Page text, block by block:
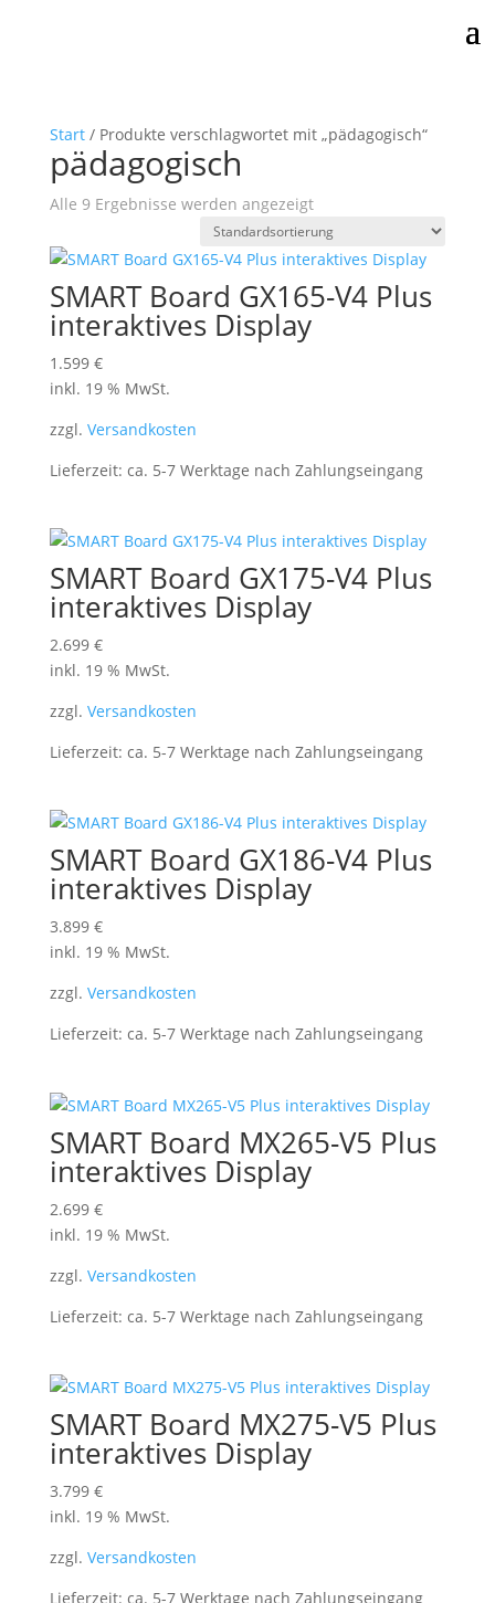
Start/ Produkte verschlagwortet mit „pädagogisch“
pädagogisch
Alle 9 Ergebnisse werden angezeigt
SMART Board GX165-V4 Plus
interaktives Display
1.599 €
inkl. 19 % MwSt.
zzgl. Versandkosten
Lieferzeit: ca. 5-7 Werktage nach Zahlungseingang
SMART Board GX175-V4 Plus
interaktives Display
2.699 €
inkl. 19 % MwSt.
zzgl. Versandkosten
Lieferzeit: ca. 5-7 Werktage nach Zahlungseingang
SMART Board GX186-V4 Plus
interaktives Display
3.899 €
inkl. 19 % MwSt.
zzgl. Versandkosten
Lieferzeit: ca. 5-7 Werktage nach Zahlungseingang
SMART Board MX265-V5 Plus
interaktives Display
2.699 €
inkl. 19 % MwSt.
zzgl. Versandkosten
Lieferzeit: ca. 5-7 Werktage nach Zahlungseingang
SMART Board MX275-V5 Plus
interaktives Display
3.799 €
inkl. 19 % MwSt.
zzgl. Versandkosten
Lieferzeit: ca. 5-7 Werktage nach Zahlungseingang